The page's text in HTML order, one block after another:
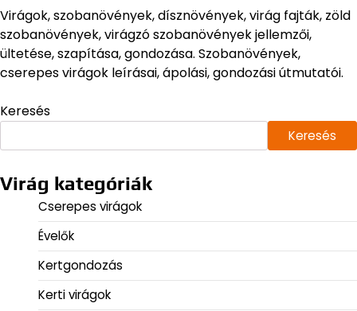
Virágok, szobanövények, dísznövények, virág fajták, zöld
szobanövények, virágzó szobanövények jellemzői,
ültetése, szapítása, gondozása. Szobanövények,
cserepes virágok leírásai, ápolási, gondozási útmutatói.
Keresés
Keresés
Virág kategóriák
Cserepes virágok
Évelők
Kertgondozás
Kerti virágok